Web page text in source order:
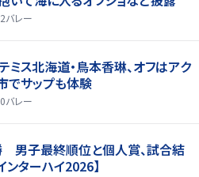
バレー
ミス北海道・鳥本香琳、オフはアク
サップも体験
バレー
男子最終順位と個人賞、試合結
ンターハイ2026】